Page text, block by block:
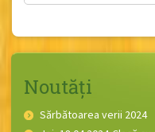
Noutăți
Sărbătoarea verii 2024